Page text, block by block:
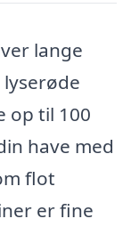
lange
op til 100
have med
flot
er fine